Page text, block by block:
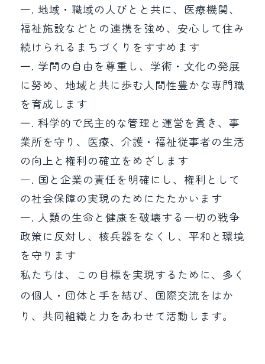
一. 地域・職域の人びとと共に、医療機関、
福祉施設などとの連携を強め、安心して住み
続けられるまちづくりをすすめます
一. 学問の自由を尊重し、学術・文化の発展
に努め、地域と共に歩む人間性豊かな専門職
を育成します
一. 科学的で民主的な管理と運営を貫き、事
業所を守り、医療、介護・福祉従事者の生活
の向上と権利の確立をめざします
一. 国と企業の責任を明確にし、権利として
の社会保障の実現のためにたたかいます
一. 人類の生命と健康を破壊する一切の戦争
政策に反対し、核兵器をなくし、平和と環境
を守ります
私たちは、この目標を実現するために、多く
の個人・団体と手を結び、国際交流をはか
り、共同組織と力をあわせて活動します。